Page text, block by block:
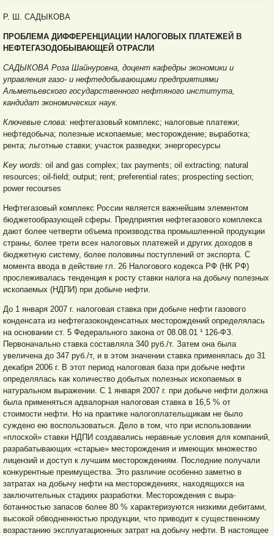
Р. Ш. САДЫКОВА
ПРОБЛЕМА ДИФФЕРЕНЦИАЦИИ НАЛОГОВЫХ ПЛАТЕЖЕЙ В
НЕФТЕГАЗОДОБЫВАЮЩЕЙ ОТРАСЛИ
САДЫКОВА Роза Шайнуровна, доцент кафедры экономики и
управления газо- и нефтедобывающими предприятиями
Альметьевского государственного нефтяного института,
кандидат экономических наук.
Ключевые слова: нефтегазовый комплекс; налоговые платежи;
нефтедобыча; полезные ископаемые; месторождение; выработка;
рента; льготные ставки; участок разведки; энергоресурсы
Key words: oil and gas complex; tax payments; oil extracting; natural
resources; oil-field; output; rent; preferential rates; prospecting section;
power recourses
Нефтегазовый комплекс России является важнейшим элементом
бюджетообразующей сферы. Предприятия нефтегазового комплекса
дают более четверти объема производства промышленной продукции
страны, более трети всех налоговых платежей и других доходов в
бюджетную систему, более половины поступлений от экспорта. С
момента ввода в действие гл. 26 Налогового кодекса РФ (НК РФ)
прослеживалась тенденция к росту ставки налога на добычу полезных
ископаемых (НДПИ) при добыче нефти.
До 1 января 2007 г. налоговая ставка при добыче нефти газового
конденсата из нефтегазоконденсатных месторождений определялась
на основании ст. 5 Федерального закона от 08.08.01 ¹ 126-ФЗ.
Первоначально ставка составляла 340 руб./т. Затем она была
увеличена до 347 руб./т, и в этом значении ставка применялась до 31
декабря 2006 г. В этот период налоговая база при добыче нефти
определялась как количество добытых полезных ископаемых в
натуральном выражении. С 1 января 2007 г. при добыче нефти должна
была применяться адвалорная налоговая ставка в 16,5 % от
стоимости нефти. Но на практике налогоплательщикам не было
суждено ею воспользоваться. Дело в том, что при использовании
«плоской» ставки НДПИ создавались неравные условия для компаний,
разрабатывающих «старые» месторождения и имеющих множество
лицензий и доступ к лучшим месторождениям. Последние получали
конкурентные преимущества. Это различие особенно заметно в
затратах на добычу нефти на месторождениях, находящихся на
заключительных стадиях разработки. Месторождения с выра-
ботанностью запасов более 80 % характеризуются низкими дебитами,
высокой обводненностью продукции, что приводит к существенному
возрастанию эксплуатационных затрат на добычу нефти. В настоящее